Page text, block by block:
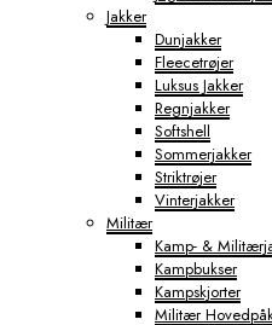
Jakker
Dunjakker
Fleecetrøjer
Luksus Jakker
Regnjakker
Softshell
Sommerjakker
Striktrøjer
Vinterjakker
Militær
Kamp- &
Kampbukser
Kampskjorter
Militær